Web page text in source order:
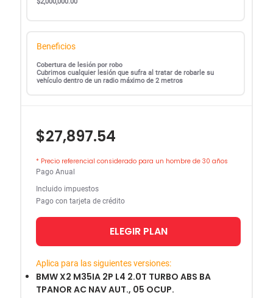
Beneficios
Cobertura de lesión por robo
Cubrimos cualquier lesión que sufra al tratar de robarle su
vehículo dentro de un radio máximo de 2 metros
$27,897.54
* Precio referencial considerado para un hombre de 30 años
Pago Anual
Incluido impuestos
Pago con tarjeta de crédito
ELEGIR PLAN
Aplica para las siguientes versiones:
BMW X2 M35IA 2P L4 2.0T TURBO ABS BA
TPANOR AC NAV AUT., 05 OCUP.